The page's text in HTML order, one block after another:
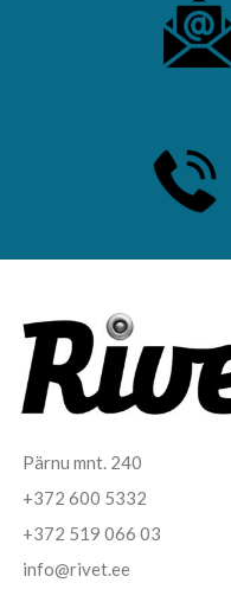
Pärnu mnt. 240
+372 600 5332
+372 519 066 03
info@rivet.ee